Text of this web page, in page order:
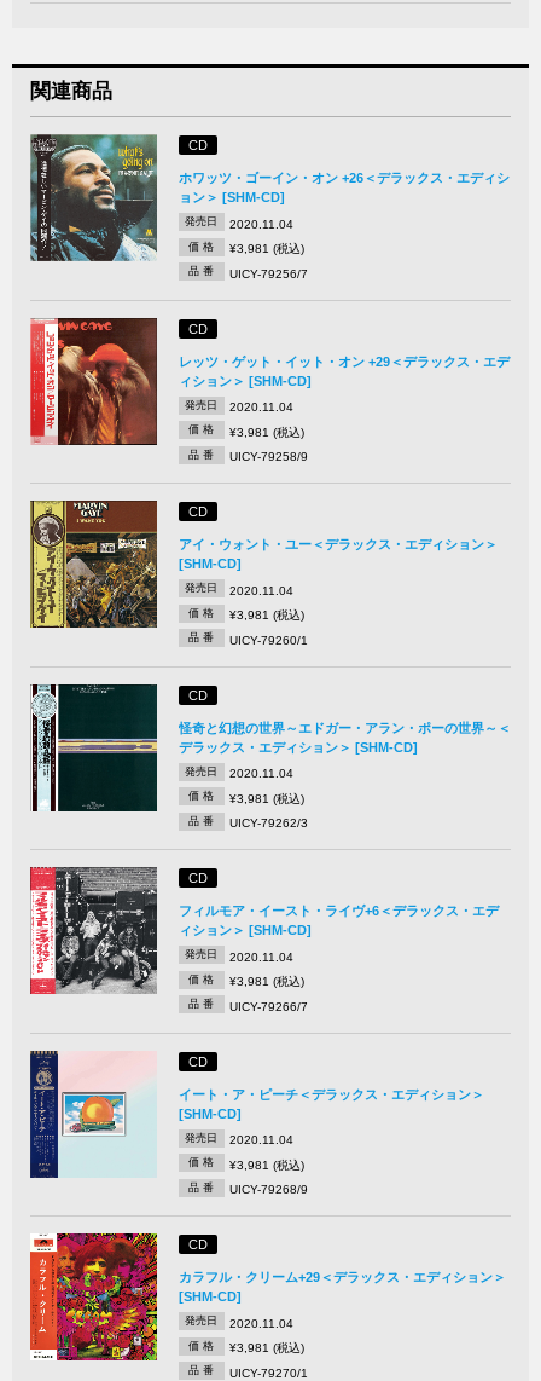
関連商品
CD
ホワッツ・ゴーイン・オン +26＜デラックス・エディシ
ョン＞ [SHM-CD]
発売日 2020.11.04
価 格 ¥3,981 (税込)
品 番 UICY-79256/7
CD
レッツ・ゲット・イット・オン +29＜デラックス・エデ
ィション＞ [SHM-CD]
発売日 2020.11.04
価 格 ¥3,981 (税込)
品 番 UICY-79258/9
CD
アイ・ウォント・ユー＜デラックス・エディション＞
[SHM-CD]
発売日 2020.11.04
価 格 ¥3,981 (税込)
品 番 UICY-79260/1
CD
怪奇と幻想の世界～エドガー・アラン・ポーの世界～＜
デラックス・エディション＞ [SHM-CD]
発売日 2020.11.04
価 格 ¥3,981 (税込)
品 番 UICY-79262/3
CD
フィルモア・イースト・ライヴ+6＜デラックス・エデ
ィション＞ [SHM-CD]
発売日 2020.11.04
価 格 ¥3,981 (税込)
品 番 UICY-79266/7
CD
イート・ア・ピーチ＜デラックス・エディション＞
[SHM-CD]
発売日 2020.11.04
価 格 ¥3,981 (税込)
品 番 UICY-79268/9
CD
カラフル・クリーム+29＜デラックス・エディション＞
[SHM-CD]
発売日 2020.11.04
価 格 ¥3,981 (税込)
品 番 UICY-79270/1